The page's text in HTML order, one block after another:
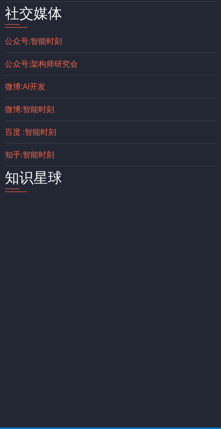
社交媒体
公众号:智能时刻
公众号:架构师研究会
微博:AI开发
微博:智能时刻
百度 :智能时刻
知乎:智能时刻
知识星球